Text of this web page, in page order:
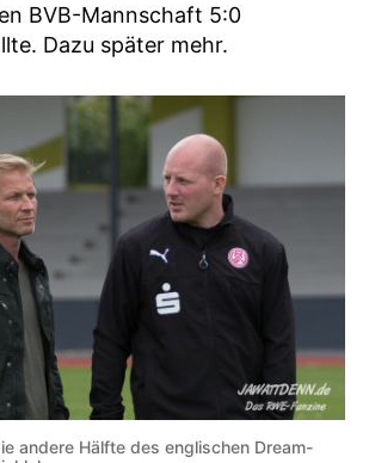
BVB-Mannschaft 5:0
Dazu später mehr.
andere Hälfte des englischen Dream-